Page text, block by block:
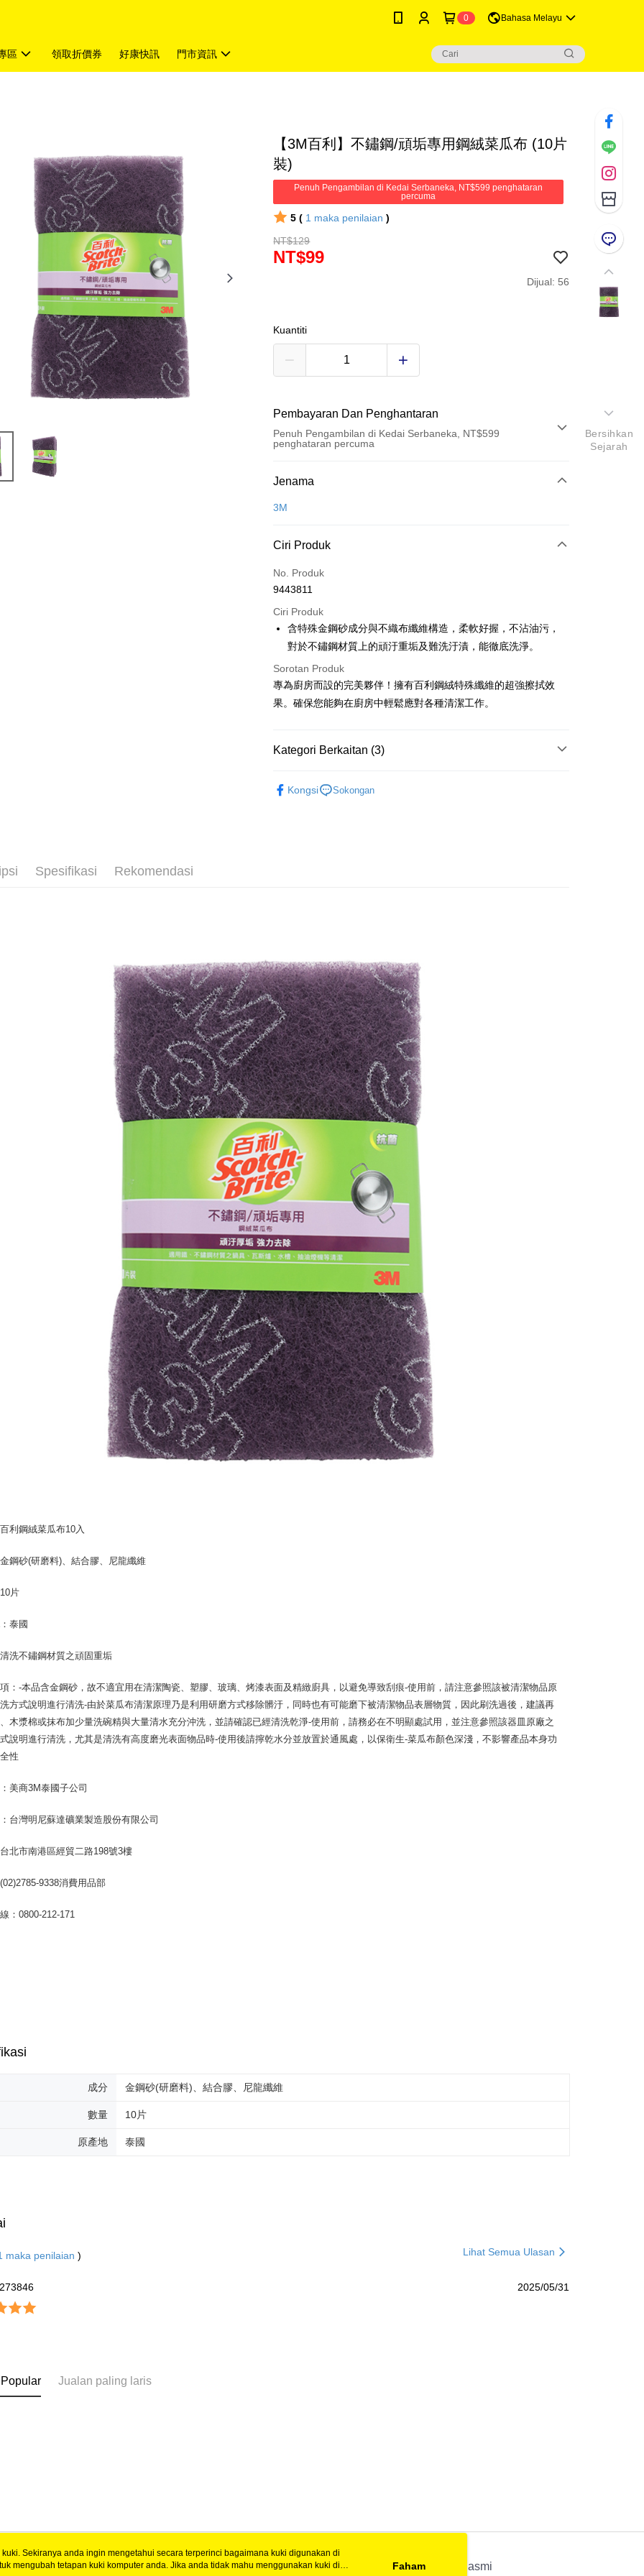
0 Bahasa Melayu
區 領取折價券 好康快訊 門市資訊
【3M百利】不鏽鋼/頑垢專用鋼絨菜瓜布 (10片
裝)
Penuh Pengambilan di Kedai Serbaneka, NT$599 penghataran
percuma
5 ( 1 maka penilaian )
NT$129
NT$99
Dijual: 56
Kuantiti
Pembayaran Dan Penghantaran
Penuh Pengambilan di Kedai Serbaneka, NT$599
penghataran percuma
Kaedah Pembayaran
Kad Kredit (Bayaran Penuh)
Apple Pay
JKOPAY
Easy Wallet
Google Pay
AFTEE
Deskripsi
1. Dengan memilih AFTEE sebagai kaedah pembayaran, mesej
3. Tiada bayaran diperlukan apabila pesanan disahkan. Produk akan
dihantar ke alamat yang ditetapkan.
Tempoh pembayaran dikira dari masa kedai meminta pembayaran anda,
ditambah dengan bilangan hari yang boleh dilanjutkan oleh AFTEE.
Anda boleh melanjutkan tempoh pembayaran anda sebelum anda
menerima pesanan. Walau bagaimanapun, tiada jaminan bahawa anda
boleh menerima pesanan anda semasa tempoh pembayaran (cth.:
produk prapesanan atau produk yang mungkin mengambil masa yang
lebih lama untuk dihantar). Oleh itu, anda dikehendaki membuat
pembayaran kepada AFTEE dalam tempoh sama ada anda menerima
pesanan.
Kedua, Sekatan Pembayaran
1. Jumlah yang diperakui untuk pengguna kali pertama boleh sehingga
NT$10,000. Amaun diperakui sebenar yang diluluskan akan
berdasarkan keputusan pensijilan dan semakan oleh AFTEE.
2. Amaun perbelanjaan minimum mestilah lebih besar daripada NT$20.
3. Pada masa ini hanya tersedia untuk ahli Taiwan.
Ketiga, Syarat Perkhidmatan
Perkhidmatan AFTEE Beli Sekarang Bayar Kemudian disediakan oleh
NP Taiwan, Inc. dan AFTEE akan membuat bil kepada pengguna. AFTEE
akan menggunakan data peribadi yang dikumpul (termasuk nama
pembeli, no. telefon, nama penerima, no. telefon, alamat penerima)
untuk penggunaan perkhidmatan. Sila rujuk kepada "Penyata
Pengumpulan Data Peribadi, Pemprosesan, Penggunaan"
(https://aftee.tw/privacypolicy/) untuk maklumat lanjut.
Jumlah yang diperakui untuk pengguna kali pertama yang lulus
kelulusan boleh sehingga NT$10,000. Jika pengguna tidak membuat
pembayaran dalam tempoh tersebut, yuran pembayaran lewat sebanyak
20% setahun akan dikenakan. Pengguna bawah umur dikehendaki
mendapatkan kebenaran daripada ibu bapa atau penjaga yang sah
untuk menggunakan AFTEE.
Sila hubungi NP Taiwan Inc. dics_tw@netprotections.co.jp
mempunyai sebarang kebimbangan mengenai pemprosesan dan
penggunaan pada data peribadi. Jika anda tidak bersetuju dengan data
peribadi yang disenaraikan seperti di atas akan dikumpul dan
digunakan oleh AFTEE, sila jangan gunakan perkhidmatan ini.
NT$599 atau lebih
付款後7-11取貨
NT$60/pesanan | Penghantaran percuma untuk pesanan
NT$599 atau lebih
宅配
NT$120/pesanan | Penghantaran percuma untuk pesanan
NT$899 atau lebih
Jenama
3M
Ciri Produk
No. Produk
9443811
Ciri Produk
含特殊金鋼砂成分與不織布纖維構造，柔軟好握，不沾油污，
對於不鏽鋼材質上的頑汙重垢及難洗汙漬，能徹底洗淨。
Sorotan Produk
專為廚房而設的完美夥伴！擁有百利鋼絨特殊纖維的超強擦拭效
果。確保您能夠在廚房中輕鬆應對各種清潔工作。
Kategori Berkaitan (3)
Kongsi Sokongan
Spesifikasi Rekomendasi
利鋼絨菜瓜布10入
鋼砂(研磨料)、結合膠、尼龍纖維
片
泰國
洗不鏽鋼材質之頑固重垢
：-本品含金鋼砂，故不適宜用在清潔陶瓷、塑膠、玻璃、烤漆表面及精緻廚具，以避免導致刮痕-使用前，請注意參照該被清潔物品原
方式說明進行清洗-由於菜瓜布清潔原理乃是利用研磨方式移除髒汙，同時也有可能磨下被清潔物品表層物質，因此刷洗過後，建議再
木漿棉或抹布加少量洗碗精與大量清水充分沖洗，並請確認已經清洗乾淨-使用前，請務必在不明顯處試用，並注意參照該器皿原廠之
說明進行清洗，尤其是清洗有高度磨光表面物品時-使用後請擰乾水分並放置於通風處，以保衛生-菜瓜布顏色深淺，不影響產品本身功
性
美商3M泰國子公司
台灣明尼蘇達礦業製造股份有限公司
北市南港區經貿二路198號3樓
9338消費用品部
：0800-212-171
成分 金鋼砂(研磨料)、結合膠、尼龍纖維
數量 10片
原產地 泰國
maka penilaian ) Lihat Semua Ulasan
2025/05/31
Jualan paling laris
Tentang Kami Khidmat Pelanggan APP Rasmi
Bersihkan
Sejarah
Sekiranya anda ingin mengetahui secara terperinci bagaimana kuki digunakan di
mengubah tetapan kuki komputer anda. Jika anda tidak mahu menggunakan kuki di
Faham